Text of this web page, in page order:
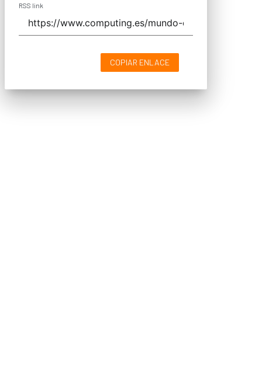
RSS link
COPIAR ENLACE